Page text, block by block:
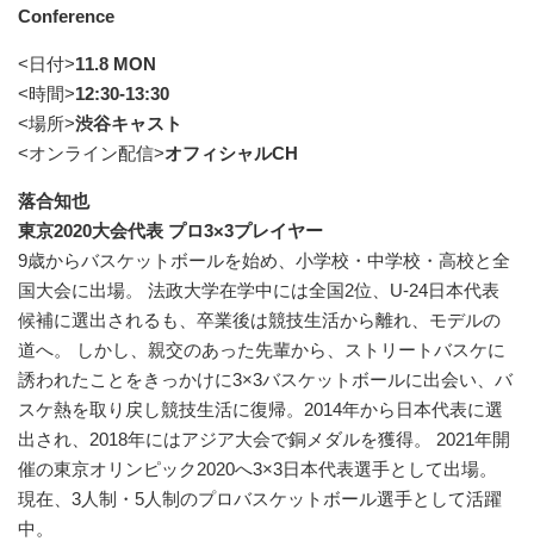
Conference
<日付>11.8 MON
<時間>12:30-13:30
<場所>渋谷キャスト
<オンライン配信>オフィシャルCH
落合知也
東京2020大会代表 プロ3×3プレイヤー
9歳からバスケットボールを始め、小学校・中学校・高校と全
国大会に出場。 法政大学在学中には全国2位、U-24日本代表
候補に選出されるも、卒業後は競技生活から離れ、モデルの
道へ。 しかし、親交のあった先輩から、ストリートバスケに
誘われたことをきっかけに3×3バスケットボールに出会い、バ
スケ熱を取り戻し競技生活に復帰。2014年から日本代表に選
出され、2018年にはアジア大会で銅メダルを獲得。 2021年開
催の東京オリンピック2020へ3×3日本代表選手として出場。
現在、3人制・5人制のプロバスケットボール選手として活躍
中。